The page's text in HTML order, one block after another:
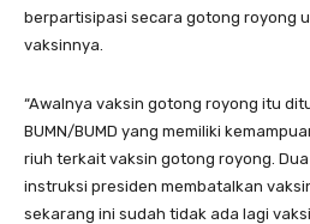
berpartisipasi secara gotong royong
vaksinnya.
“Awalnya vaksin gotong royong itu
BUMN/BUMD yang memiliki
riuh terkait vaksin gotong royong.
instruksi presiden membatalkan
sekarang ini sudah tidak ada lagi